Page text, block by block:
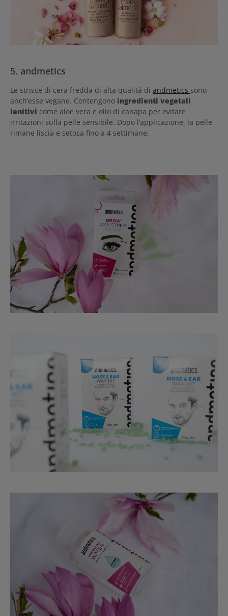
5. andmetics
Le strisce di cera fredda di alta qualità di andmetics sono
anch’esse vegane. Contengono ingredienti vegetali
lenitivi come aloe vera e olio di canapa per evitare
irritazioni sulla pelle sensibile. Dopo l’applicazione, la pelle
rimane liscia e setosa fino a 4 settimane.